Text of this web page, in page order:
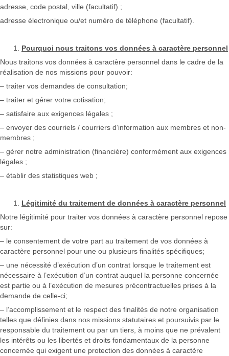
adresse, code postal, ville (facultatif) ;
adresse électronique ou/et numéro de téléphone (facultatif).
Pourquoi nous traitons vos données à caractère personnel
Nous traitons vos données à caractère personnel dans le cadre de la
réalisation de nos missions pour pouvoir:
– traiter vos demandes de consultation;
– traiter et gérer votre cotisation;
– satisfaire aux exigences légales ;
– envoyer des courriels / courriers d’information aux membres et non-
membres ;
– gérer notre administration (financière) conformément aux exigences
légales ;
– établir des statistiques web ;
Légitimité du traitement de données à caractère personnel
Notre légitimité pour traiter vos données à caractère personnel repose
sur:
– le consentement de votre part au traitement de vos données à
caractère personnel pour une ou plusieurs finalités spécifiques;
– une nécessité d’exécution d’un contrat lorsque le traitement est
nécessaire à l’exécution d’un contrat auquel la personne concernée
est partie ou à l’exécution de mesures précontractuelles prises à la
demande de celle-ci;
– l’accomplissement et le respect des finalités de notre organisation
telles que définies dans nos missions statutaires et poursuivis par le
responsable du traitement ou par un tiers, à moins que ne prévalent
les intérêts ou les libertés et droits fondamentaux de la personne
concernée qui exigent une protection des données à caractère